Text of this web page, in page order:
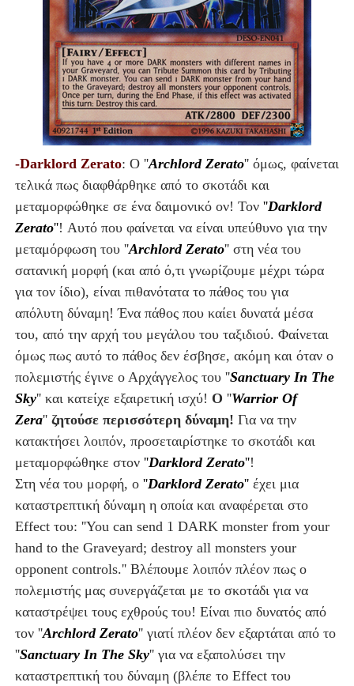
-Darklord Zerato: Ο ''Archlord Zerato'' όμως, φαίνεται
τελικά πως διαφθάρθηκε από το σκοτάδι και
μεταμορφώθηκε σε ένα δαιμονικό ον! Τον ''Darklord
Zerato''! Αυτό που φαίνεται να είναι υπεύθυνο για την
μεταμόρφωση του ''Archlord Zerato'' στη νέα του
σατανική μορφή (και από ό,τι γνωρίζουμε μέχρι τώρα
για τον ίδιο), είναι πιθανότατα το πάθος του για
απόλυτη δύναμη! Ένα πάθος που καίει δυνατά μέσα
του, από την αρχή του μεγάλου του ταξιδιού. Φαίνεται
όμως πως αυτό το πάθος δεν έσβησε, ακόμη και όταν ο
πολεμιστής έγινε ο Αρχάγγελος του ''Sanctuary In The
Sky'' και κατείχε εξαιρετική ισχύ! Ο ''Warrior Of
Zera''ζητούσε περισσότερη δύναμη! Για να την
κατακτήσει λοιπόν, προσεταιρίστηκε το σκοτάδι και
μεταμορφώθηκε στον ''Darklord Zerato''!
Στη νέα του μορφή, ο ''Darklord Zerato''έχει μια
καταστρεπτική δύναμη η οποία και αναφέρεται στο
Effect του: ''You can send 1 DARK monster from your
hand to the Graveyard; destroy all monsters your
opponent controls.'' Βλέπουμε λοιπόν πλέον πως ο
πολεμιστής μας συνεργάζεται με το σκοτάδι για να
καταστρέψει τους εχθρούς του! Είναι πιο δυνατός από
τον ''Archlord Zerato'' γιατί πλέον δεν εξαρτάται από το
''Sanctuary In The Sky'' για να εξαπολύσει την
καταστρεπτική του δύναμη (βλέπε το Effect του